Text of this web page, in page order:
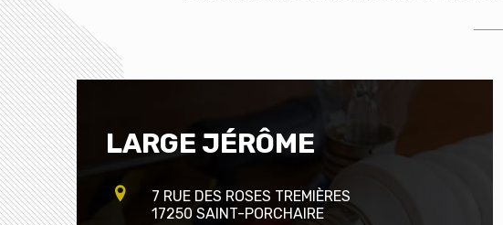
LARGE JÉRÔME
7 RUE DES ROSES TREMIÈRES
17250 SAINT-PORCHAIRE